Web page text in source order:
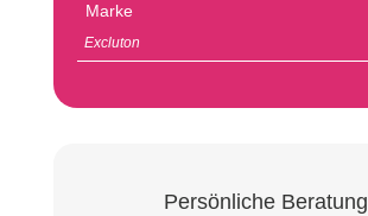
Marke
Excluton
Persönliche Beratung